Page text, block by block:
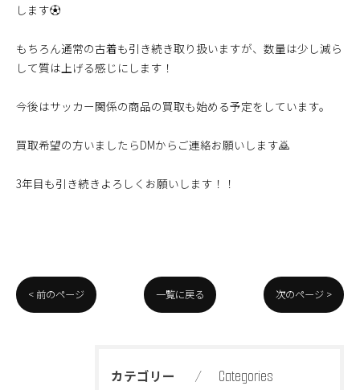
します⚽
もちろん通常の古着も引き続き取り扱いますが、数量は少し減ら
して質は上げる感じにします！
今後はサッカー関係の商品の買取も始める予定をしています。
買取希望の方いましたらDMからご連絡お願いします🙇
3年目も引き続きよろしくお願いします！！
< 前のページ 一覧に戻る 次のページ >
カテゴリー Categories